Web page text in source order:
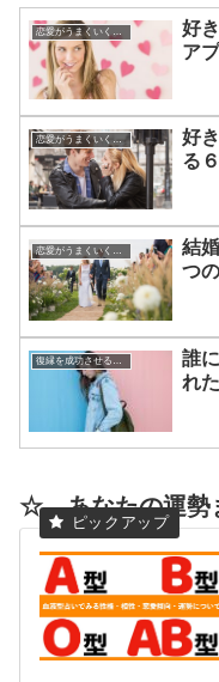
好
ア
恋愛がうまくいく方法
好
る
恋愛がうまくいく方法
結
つ
復縁を成功させる方法
誰
れ
☆ あなたの運